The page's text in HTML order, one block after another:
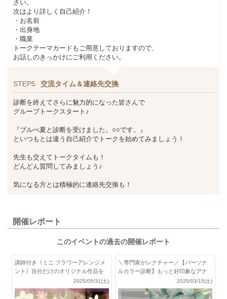
さい。
次はより詳しく自己紹介！
・お名前
・出身地
・職業
トークテーマカードもご用意しておりますので、
お話しのきっかけにご利用ください。
STEP5 交流タイム＆連絡先交換
診断を終えてさらに魅力的になった皆さんで
グループトークスタート♪
『ブルべ夏と診断を受けました。○○です。』
といつもとは違う自己紹介でトークを始めてみましょう！
先生も交えてトークタイムも！
どんどん質問してみましょう♪
気になる方とは積極的に連絡先交換も！
開催レポート
このイベントの過去の開催レポート
講師付き《ミニ フラワーアレンジメ
ント》自分だけのオリジナル作品を
2025/05/31(土)
＼専門家がレクチャー／【パーソナ
ルカラー診断】もっと好印象なアナ
2025/03/15(土)